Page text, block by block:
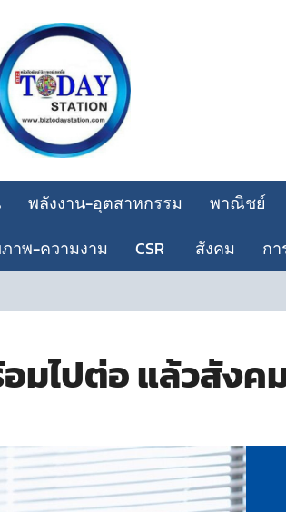
พลังงาน-อุตสาหกรรม พาณิชย์
าพ-ความงาม CSR สังคม ก
มไปต่อ แล้วสัง